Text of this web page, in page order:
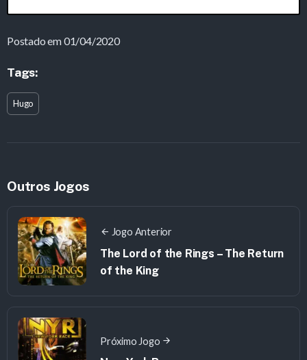
Postado em 01/04/2020
Tags:
Hugo
Outros Jogos
Jogo Anterior
The Lord of the Rings – The Return
of the King
Próximo Jogo